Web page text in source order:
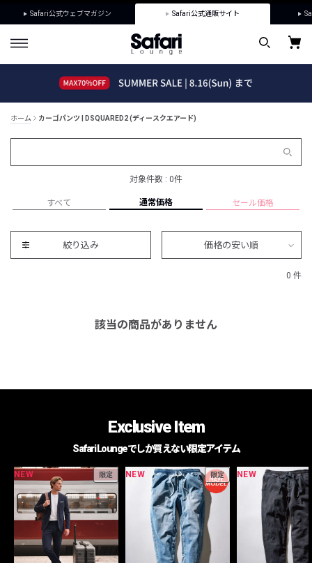
Safari公式ウェブマガジン Safari公式通販サイト
ホーム カーゴパンツ | DSQUARED2 (ディースクエアード)
対象件数 : 0件
すべて 通常価格 セール価格
絞り込み 価格の安い順
0 件
該当の商品がありません
Exclusive Item
Safari Loungeでしか買えない限定アイテム
NEW 限定 NEW 限定 NEW